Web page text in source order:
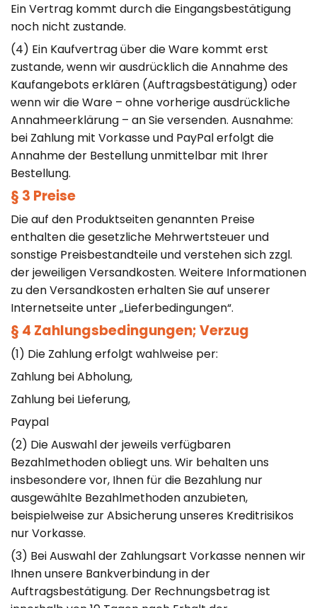
Ein Vertrag kommt durch die Eingangsbestätigung
noch nicht zustande.
(4) Ein Kaufvertrag über die Ware kommt erst
zustande, wenn wir ausdrücklich die Annahme des
Kaufangebots erklären (Auftragsbestätigung) oder
wenn wir die Ware – ohne vorherige ausdrückliche
Annahmeerklärung – an Sie versenden. Ausnahme:
bei Zahlung mit Vorkasse und PayPal erfolgt die
Annahme der Bestellung unmittelbar mit Ihrer
Bestellung.
§ 3 Preise
Die auf den Produktseiten genannten Preise
enthalten die gesetzliche Mehrwertsteuer und
sonstige Preisbestandteile und verstehen sich zzgl.
der jeweiligen Versandkosten. Weitere Informationen
zu den Versandkosten erhalten Sie auf unserer
Internetseite unter „Lieferbedingungen“.
§ 4 Zahlungsbedingungen; Verzug
(1) Die Zahlung erfolgt wahlweise per:
Zahlung bei Abholung,
Zahlung bei Lieferung,
Paypal
(2) Die Auswahl der jeweils verfügbaren
Bezahlmethoden obliegt uns. Wir behalten uns
insbesondere vor, Ihnen für die Bezahlung nur
ausgewählte Bezahlmethoden anzubieten,
beispielweise zur Absicherung unseres Kreditrisikos
nur Vorkasse.
(3) Bei Auswahl der Zahlungsart Vorkasse nennen wir
Ihnen unsere Bankverbindung in der
Auftragsbestätigung. Der Rechnungsbetrag ist